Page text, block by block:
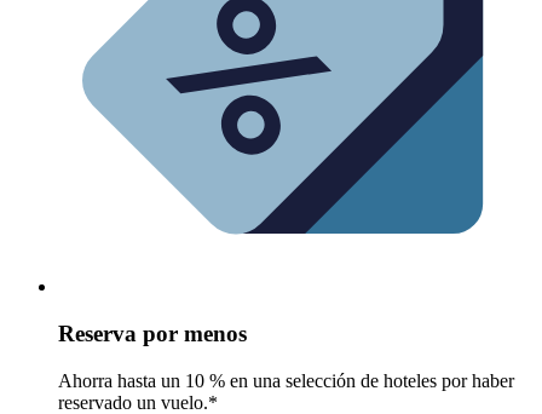
Reserva por menos
Ahorra hasta un 10 % en una selección de hoteles por haber
reservado un vuelo.*